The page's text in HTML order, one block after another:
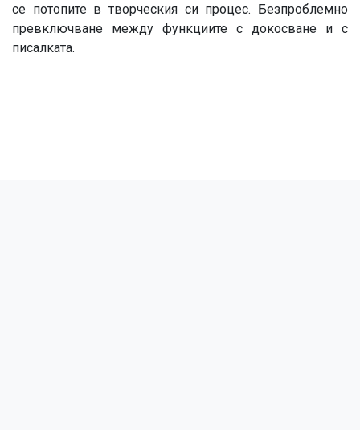
се потопите в творческия си процес. Безпроблемно
превключване между функциите с докосване и с
писалката.